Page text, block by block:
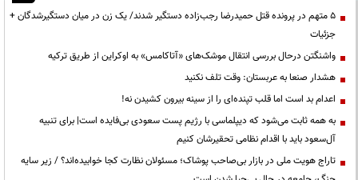
۵ متهم در پرونده قتل حمیدرضا رجب‌زاده دستگیر شدند/ یک زن در میان دستگیرشدگان +
جزئیات
واشنگتن درحال بررسی انتقال موشک‌های «آتاکامس» به اوکراین از طریق ترکیه
هشدار صنعا به عربستان: وقت تلف نکنید
اعدام بد است اما قلب تپنده‌ای را از سینه بیرون کشیدن نه!
به همه ثابت می‌شود که دیپلماسی با رژیم پست سعودی بی‌فایده است| برای تنبیه
آل‌سعود باید با اقدام نظامی تحقیرشان کنیم
تاراج هویت ملی در بازار بی‌صاحب پوشاک؛ مسئولان نظارت کجا خوابیده‌اند؟ / زیر سایه